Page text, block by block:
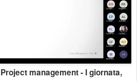
management - I giornata,